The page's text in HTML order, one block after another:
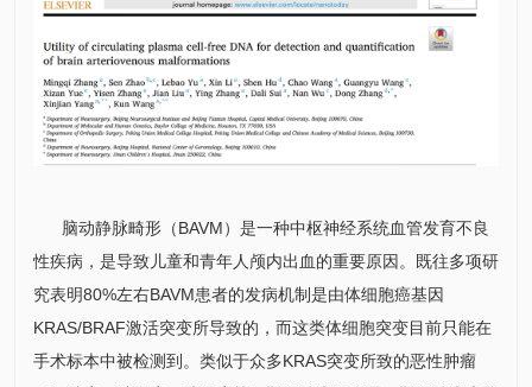
脑动静脉畸形（BAVM）是一种中枢神经系统血管发育不良
性疾病，是导致儿童和青年人颅内出血的重要原因。既往多项研
究表明80%左右BAVM患者的发病机制是由体细胞癌基因
KRAS/BRAF激活突变所导致的，而这类体细胞突变目前只能在
手术标本中被检测到。类似于众多KRAS突变所致的恶性肿瘤